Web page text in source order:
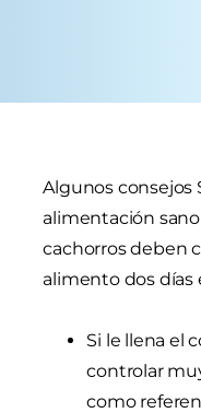
Algunos consejos
alimentación
cachorros deben
alimento dos días
Si le llena el
controlar
como